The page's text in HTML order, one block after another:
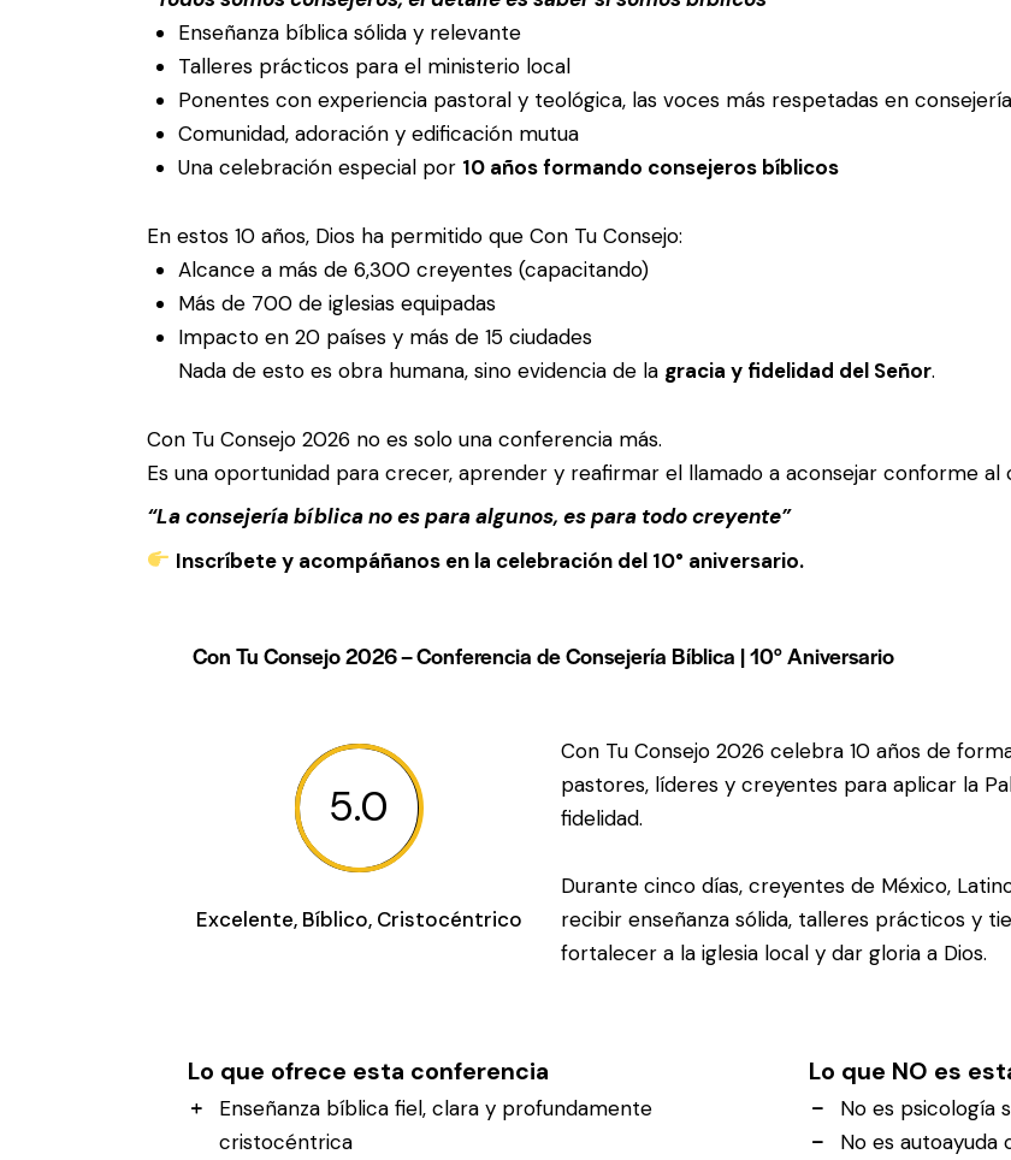
Enseñanza bíblica sólida y relevante
Talleres prácticos para el ministerio local
Ponentes con experiencia pastoral y teológica, las voces más respetadas en
Comunidad, adoración y edificación mutua
Una celebración especial por 10 años formando consejeros bíblicos
En estos 10 años, Dios ha permitido que Con Tu Consejo:
Alcance a más de 6,300 creyentes (capacitando)
Más de 700 de iglesias equipadas
Impacto en 20 países y más de 15 ciudades
Nada de esto es obra humana, sino evidencia de la gracia y fidelidad del Señor.
Con Tu Consejo 2026 no es solo una conferencia más.
Es una oportunidad para crecer, aprender y reafirmar el llamado a aconsejar conforme al
“La consejería bíblica no es para algunos, es para todo creyente”
Inscríbete y acompáñanos en la celebración del 10° aniversario.
Con Tu Consejo 2026 – Conferencia de Consejería Bíblica | 10° Aniversario
5.0
Excelente, Bíblico, Cristocéntrico
Con Tu Consejo 2026 celebra 10 años de
pastores, líderes y creyentes para aplicar la
fidelidad.
Durante cinco días, creyentes de México,
recibir enseñanza sólida, talleres prácticos y
fortalecer a la iglesia local y dar gloria a Dios.
Lo que ofrece esta conferencia
Enseñanza bíblica fiel, clara y profundamente
cristocéntrica
Lo que NO es
No es psicología
No es